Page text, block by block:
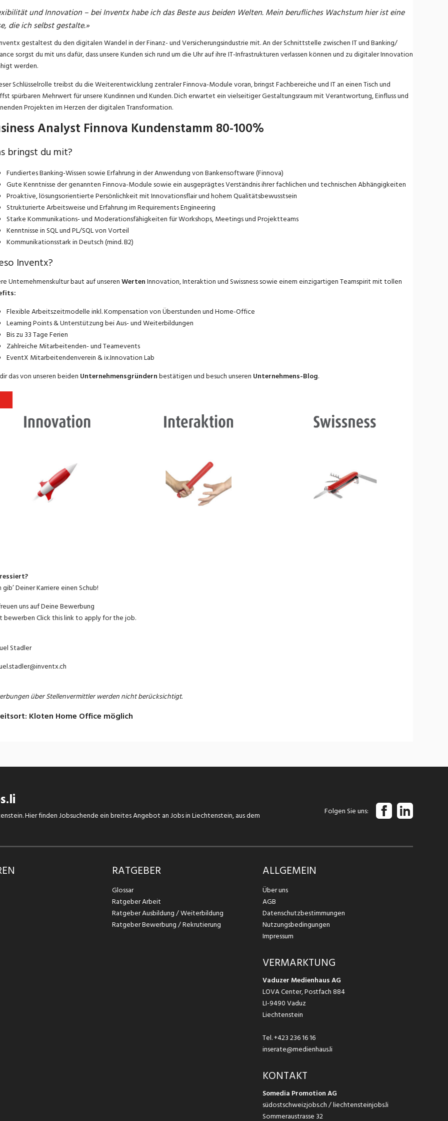
und Innovation – bei Inventx habe ich das Beste aus beiden Welten. Mein berufliches Wachstum hier ist eine
die ich selbst gestalte.»
gestaltest du den digitalen Wandel in der Finanz- und Versicherungsindustrie mit. An der Schnittstelle zwischen IT und Banking/
sorgst du mit uns dafür, dass unsere Kunden sich rund um die Uhr auf ihre IT-Infrastrukturen verlassen können und zu digitaler Innovation
werden.
Schlüsselrolle treibst du die Weiterentwicklung zentraler Finnova-Module voran, bringst Fachbereiche und IT an einen Tisch und
spürbaren Mehrwert für unsere Kundinnen und Kunden. Dich erwartet ein vielseitiger Gestaltungsraum mit Verantwortung, Einfluss und
Projekten im Herzen der digitalen Transformation.
Analyst Finnova Kundenstamm 80-100%
bringst du mit?
Fundiertes Banking-Wissen sowie Erfahrung in der Anwendung von Bankensoftware (Finnova)
Gute Kenntnisse der genannten Finnova-Module sowie ein ausgeprägtes Verständnis ihrer fachlichen und technischen Abhängigkeiten
Proaktive, lösungsorientierte Persönlichkeit mit Innovationsflair und hohem Qualitätsbewusstsein
Strukturierte Arbeitsweise und Erfahrung im Requirements Engineering
Starke Kommunikations- und Moderationsfähigkeiten für Workshops, Meetings und Projektteams
Kenntnisse in SQL und PL/SQL von Vorteil
Kommunikationsstark in Deutsch (mind. B2)
Inventx?
Unternehmenskultur baut auf unserenWertenInnovation, Interaktion und Swissness sowieeinem einzigartigenTeamspiritmit tollen
Flexible Arbeitszeitmodelle inkl. Kompensation von Überstunden und Home-Office
Learning Points & Unterstützung bei Aus- und Weiterbildungen
Bis zu 33 Tage Ferien
Zahlreiche Mitarbeitenden- und Teamevents
EventX Mitarbeitendenverein & ix.Innovation Lab
das von unseren beiden Unternehmensgründernbestätigen und besuch unseren Unternehmens-Blog.
gib’ Deiner Karriere einen Schub!
uns auf Deine Bewerbung
bewerbenClick this link to apply for the job.
Stadler
über Stellenvermittler werden nicht berücksichtigt.
: Kloten Home Office möglich
Hier finden Jobsuchende ein breites Angebot an Jobs in Liechtenstein, aus dem
Folgen Sie uns
RATGEBER
Glossar
Ratgeber Arbeit
Ratgeber Ausbildung / Weiterbildung
Ratgeber Bewerbung / Rekrutierung
ALLGEMEIN
Über uns
AGB
Datenschutzbestimmungen
Nutzungsbedingungen
Impressum
VERMARKTUNG
Vaduzer Medienhaus AG
LOVA Center, Postfach 884
LI-9490 Vaduz
Liechtenstein
Tel.+423 236 16 16
inserate@medienhaus.li
KONTAKT
Somedia Promotion AG
südostschweizjobs.ch / liechtensteinjobs.li
Sommeraustrasse 32